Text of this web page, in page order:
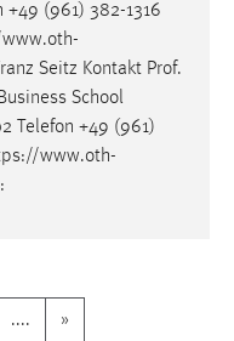
+49 (961) 382-1316
Seitz Kontakt Prof.
School
Telefon +49 (961)
www.oth-
.... »